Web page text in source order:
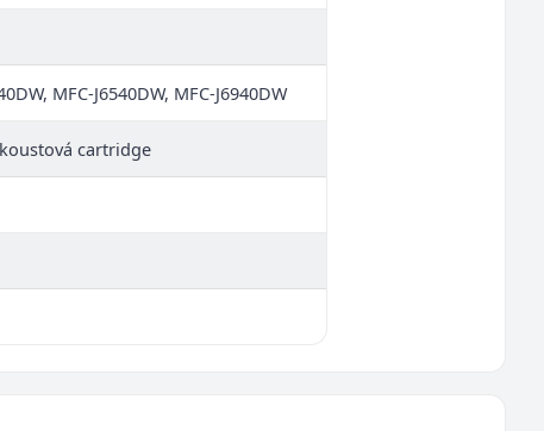
MFC-J6540DW, MFC-J6940DW
cartridge